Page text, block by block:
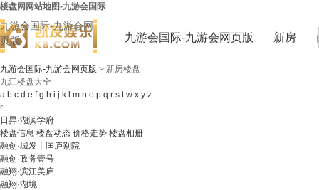
楼盘网网站地图-九游会国际
九游会国际-九游会网
页版
九游会国际-九游会网页版 新房
九游会国际-九游会网页版 > 新房楼盘
九江楼盘大全
a b c d e f g h i j k m n o p q r s t w x y z
r
日昇·湖滨学府
楼盘信息 楼盘动态 价格走势 楼盘相册
融创·城发丨匡庐别院
融创·政务壹号
融翔·滨江美庐
融翔·湖境